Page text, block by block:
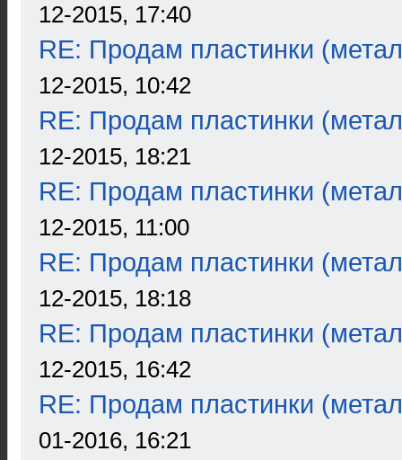
12-2015, 17:40
RE: Продам пластинки
12-2015, 10:42
RE: Продам пластинки
12-2015, 18:21
RE: Продам пластинки
12-2015, 11:00
RE: Продам пластинки
12-2015, 18:18
RE: Продам пластинки
12-2015, 16:42
RE: Продам пластинки
01-2016, 16:21